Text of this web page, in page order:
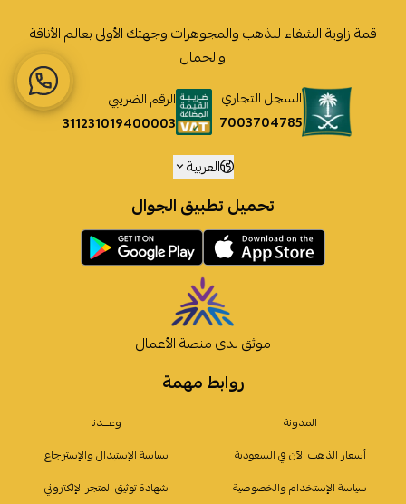
روابط مهمة
المدونة
وعـــدنا
أسعار الذهب الآن في السعودية
سياسة الإستبدال والإسترجاع
سياسة الإستخدام والخصوصية
شهادة توثيق المتجر الإلكتروني
قمة زاوية الشفاء للذهب والمجوهرات وجهتك الأولى بعالم الأناقة
والجمال
السجل التجاري
7003704785
الرقم الضريبي
311231019400003
العربية
تحميل تطبيق الجوال
موثق لدى منصة الأعمال